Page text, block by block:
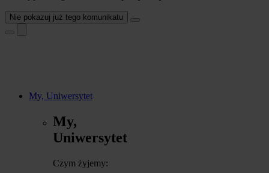
Nie pokazuj już tego komunikatu
My, Uniwersytet
My,
Uniwersytet
Czym żyjemy: